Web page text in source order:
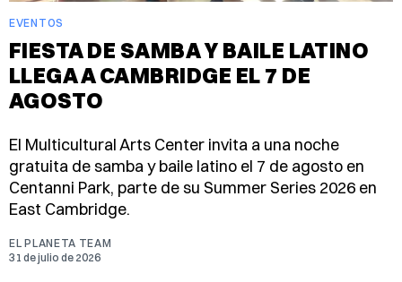
EVENTOS
FIESTA DE SAMBA Y BAILE LATINO
LLEGA A CAMBRIDGE EL 7 DE
AGOSTO
El Multicultural Arts Center invita a una noche
gratuita de samba y baile latino el 7 de agosto en
Centanni Park, parte de su Summer Series 2026 en
East Cambridge.
EL PLANETA TEAM
31 de julio de 2026